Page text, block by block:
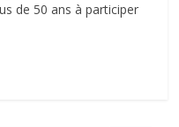
de 50 ans à participer